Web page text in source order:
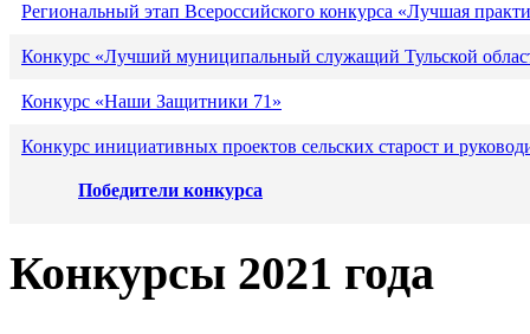
Региональный этап Всероссийского конкурса «Лучшая
Конкурс «Лучший муниципальный служащий Тульской
Конкурс «Наши Защитники 71»
Конкурс инициативных проектов сельских старост и
Победители конкурса
Конкурсы 2021 года